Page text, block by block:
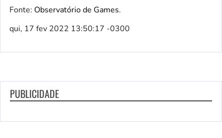
Fonte: Observatório de Games.
qui, 17 fev 2022 13:50:17 -0300
PUBLICIDADE